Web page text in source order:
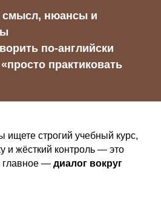
смысл, нюансы и
по-английски
практиковать
ищете строгий учебный курс,
и жёсткий контроль — это
главное — диалог вокруг